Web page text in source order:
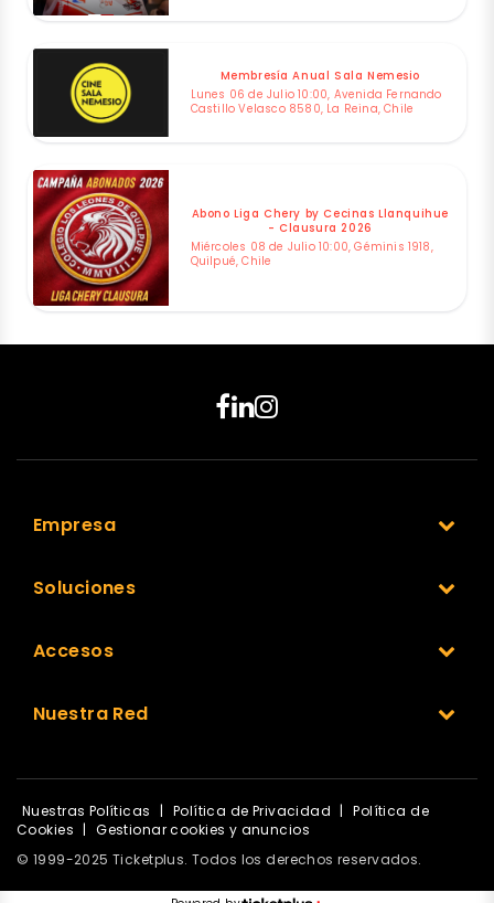
Membresía Anual Sala Nemesio
Lunes 06 de Julio 10:00, Avenida Fernando
Castillo Velasco 8580, La Reina, Chile
Abono Liga Chery by Cecinas Llanquihue
- Clausura 2026
Miércoles 08 de Julio 10:00, Géminis 1918,
Quilpué, Chile
Empresa
Soluciones
Accesos
Nuestra Red
Nuestras Políticas | Política de Privacidad |
Política de
Cookies |
Gestionar cookies y anuncios
© 1999-2025 Ticketplus. Todos los derechos reservados.